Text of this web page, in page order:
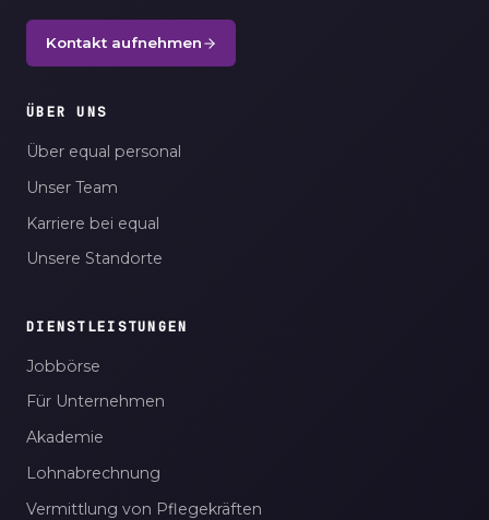
Kontakt aufnehmen
ÜBER UNS
Über equal personal
Unser Team
Karriere bei equal
Unsere Standorte
DIENSTLEISTUNGEN
Jobbörse
Für Unternehmen
Akademie
Lohnabrechnung
Vermittlung von Pflegekräften